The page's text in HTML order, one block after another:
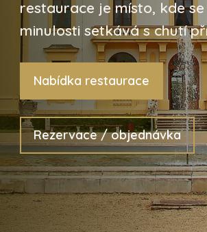
restaurace je místo, kde
minulosti setkává s chutí
Nabídka restaurace
Rezervace / objednávka